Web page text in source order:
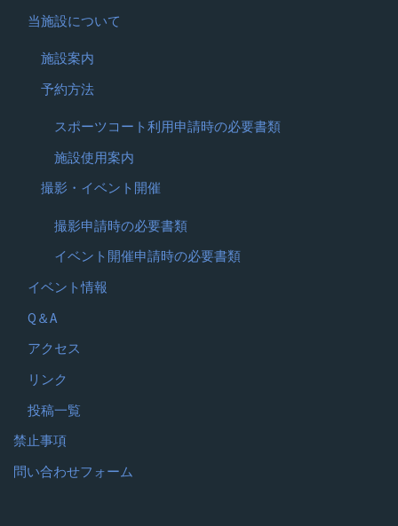
当施設について
施設案内
予約方法
スポーツコート利用申請時の必要書類
施設使用案内
撮影・イベント開催
撮影申請時の必要書類
イベント開催申請時の必要書類
イベント情報
Q＆A
アクセス
リンク
投稿一覧
禁止事項
問い合わせフォーム